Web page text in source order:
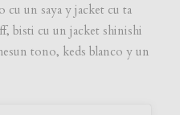
cu un saya y jacket cu ta
bisti cu un jacket shinishi
tono, keds blanco y un